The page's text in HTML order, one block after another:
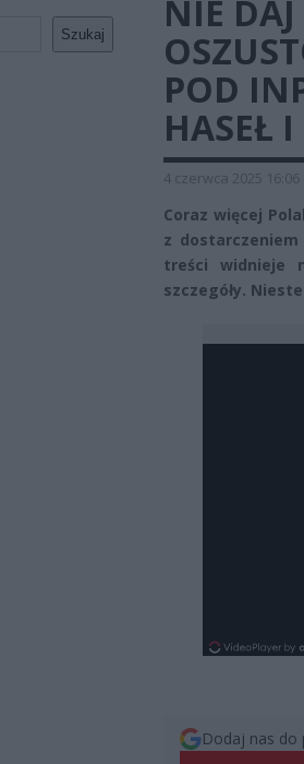
Szukaj
NIE
POD
HASEŁ
4 czerwca 2025 16:06
Coraz więcej
z
treści widnieje
szczegóły.
Dodaj nas do